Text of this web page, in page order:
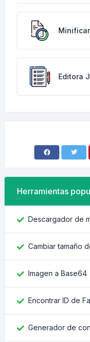
Editora
Herramientas
Descargador de
Cambiar tamaño
Imagen a Base64
Encontrar ID de
Generador de